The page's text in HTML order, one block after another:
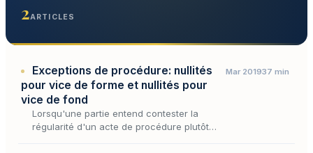
2ARTICLES
Exceptions de procédure: nullités
pour vice de forme et nullités pour
vice de fond
Lorsqu'une partie entend contester la
régularité d'un acte de procédure plutôt
Mar 201937 min